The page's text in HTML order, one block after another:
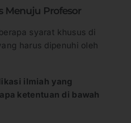
Menuju Profesor
syarat khusus di
harus dipenuhi oleh
ilmiah yang
ketentuan di bawah